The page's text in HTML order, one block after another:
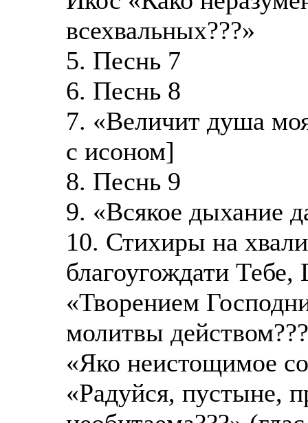
всехвальных???»
5. Песнь 7
6. Песнь 8
7. «Величит душа
с исоном]
8. Песнь 9
9. «Всякое дыхание
10. Стихиры на
благоугождати Тебе,
«Творением
молитвы
«Яко неистощимое
«Радуйся, пустыне,